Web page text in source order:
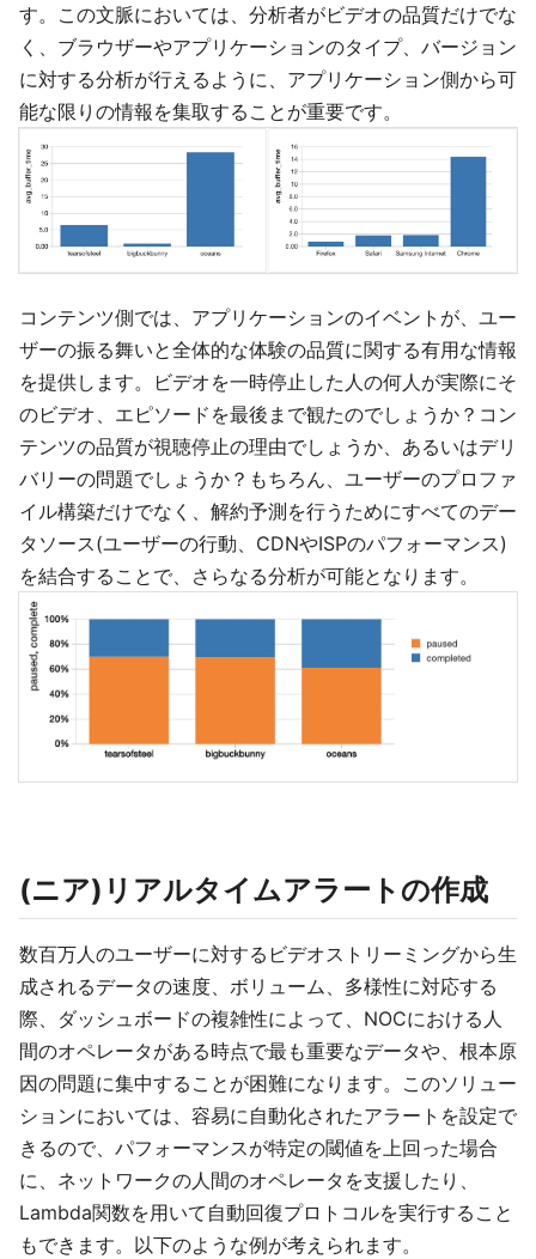
す。この文脈においては、分析者がビデオの品質だけでな
く、ブラウザーやアプリケーションのタイプ、バージョン
に対する分析が行えるように、アプリケーション側から可
能な限りの情報を集取することが重要です。
コンテンツ側では、アプリケーションのイベントが、ユー
ザーの振る舞いと全体的な体験の品質に関する有用な情報
を提供します。ビデオを一時停止した人の何人が実際にそ
のビデオ、エピソードを最後まで観たのでしょうか？コン
テンツの品質が視聴停止の理由でしょうか、あるいはデリ
バリーの問題でしょうか？もちろん、ユーザーのプロファ
イル構築だけでなく、解約予測を行うためにすべてのデー
タソース(ユーザーの行動、CDNやISPのパフォーマンス)
を結合することで、さらなる分析が可能となります。
(ニア)リアルタイムアラートの作成
数百万人のユーザーに対するビデオストリーミングから生
成されるデータの速度、ボリューム、多様性に対応する
際、ダッシュボードの複雑性によって、NOCにおける人
間のオペレータがある時点で最も重要なデータや、根本原
因の問題に集中することが困難になります。このソリュー
ションにおいては、容易に自動化されたアラートを設定で
きるので、パフォーマンスが特定の閾値を上回った場合
に、ネットワークの人間のオペレータを支援したり、
Lambda関数を用いて自動回復プロトコルを実行すること
もできます。以下のような例が考えられます。